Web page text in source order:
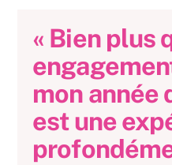
« Bien plus
mon année
est une